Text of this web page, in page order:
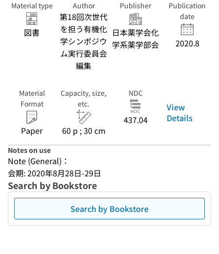
Material type
図書
Author
第18回次世代
を担う有機化
学シンポジウ
ム実行委員会
編集
Publisher
日本薬学会化
学系薬学部会
Publication
date
2020.8
Material
Format
Paper
Capacity, size,
etc.
60 p ; 30 cm
NDC
437.04
View
Details
Notes on use
Note (General)：
会期: 2020年8月28日-29日
Search by Bookstore
Search by Bookstore